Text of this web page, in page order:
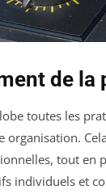
de
toutes les
organisation.
tout en
individuels et